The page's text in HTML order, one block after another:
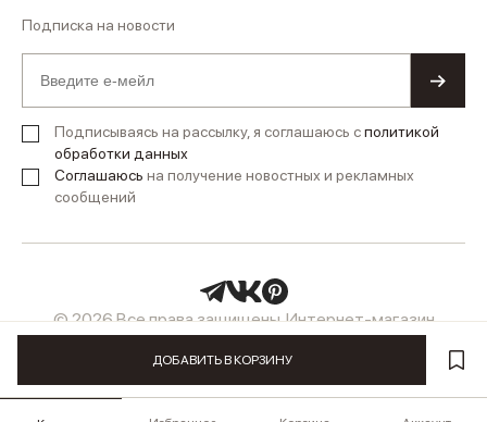
ДОБАВИТЬ В КОРЗИНУ
Подписка на новости
Подписываясь на рассылку, я соглашаюсь сполитикой
обработки данных
Соглашаюсь на получение новостных и рекламных
сообщений
© 2026 Все права защищены. Интернет-магазин
женской одежды LUSIO